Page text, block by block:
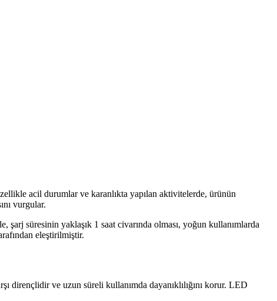
acil durumlar ve karanlıkta yapılan aktivitelerde, ürünün
vurgular.
süresinin yaklaşık 1 saat civarında olması, yoğun kullanımlarda
eleştirilmiştir.
dirençlidir ve uzun süreli kullanımda dayanıklılığını korur. LED